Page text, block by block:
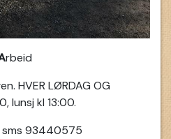
rbeid
HVER LØRDAG OG
lunsj kl 13:00.
sms 93440575